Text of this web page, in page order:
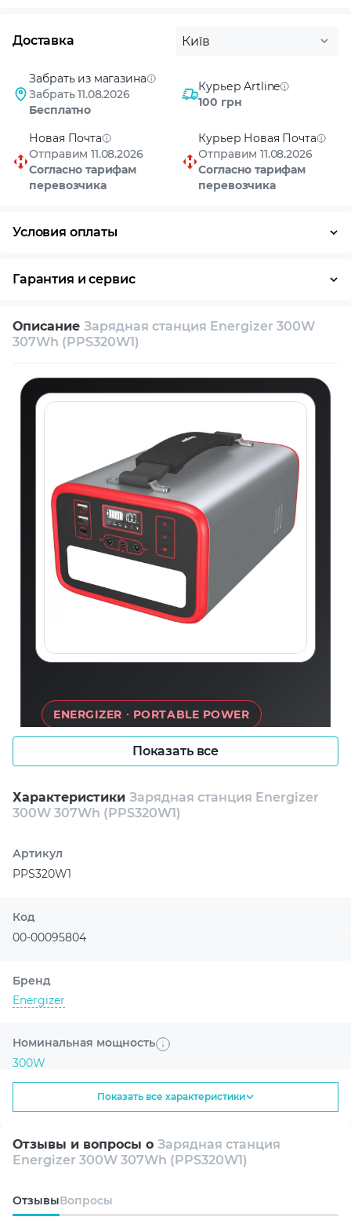
Доставка Київ
Забрать из магазина
Забрать 11.08.2026
Бесплатно
Курьер Artline
100 грн
Новая Почта
Отправим 11.08.2026
Согласно тарифам
перевозчика
Курьер Новая Почта
Отправим 11.08.2026
Согласно тарифам
перевозчика
Условия оплаты
Гарантия и сервис
Собственный сервисный центр
Описание Зарядная станция Energizer 300W
307Wh (PPS320W1)
ENERGIZER · PORTABLE POWER
ENERGIZER PPS320W1
300 Вт · 307,2 Вт·ч · LiFePO₄ · 6
Компактная зарядная станция для
ноутбуков, смартфонов, роутеров,
Энергия в прочном корпусе
300 Вт
мощность
307,2 Вт·ч
Показать все
Характеристики Зарядная станция Energizer
300W 307Wh (PPS320W1)
Артикул
PPS320W1
Код
00-00095804
Бренд
Energizer
Номинальная мощность
300W
Емкость батареи
Показать все характеристики
Отзывы и вопросы о Зарядная станция
Energizer 300W 307Wh (PPS320W1)
OтзывыВопросы